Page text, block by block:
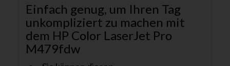
Einfach genug, um Ihren Tag
unkompliziert zu machen mit
dem HP Color LaserJet Pro
M479fdw